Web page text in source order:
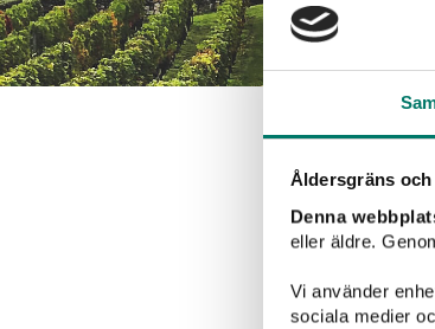
Åldersgräns
Denna
eller äldre.
Vi använder
sociala medier